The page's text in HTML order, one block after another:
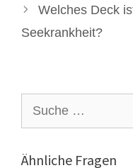
Welches Deck
Seekrankheit?
nach:
Ähnliche Fragen